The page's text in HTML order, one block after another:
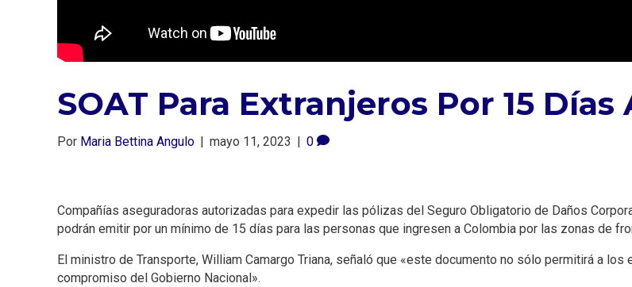
SOAT Para Extranjeros Por 15
Por Maria Bettina Angulo mayo 11, 2023 0
Compañías aseguradoras autorizadas para expedir las pólizas del Seguro Obligatorio de Daños
podrán emitir por un mínimo de 15 días para las personas que ingresen a Colombia por las zonas de
El ministro de Transporte, William Camargo Triana, señaló que «este documento no sólo permitirá a
compromiso del Gobierno Nacional».